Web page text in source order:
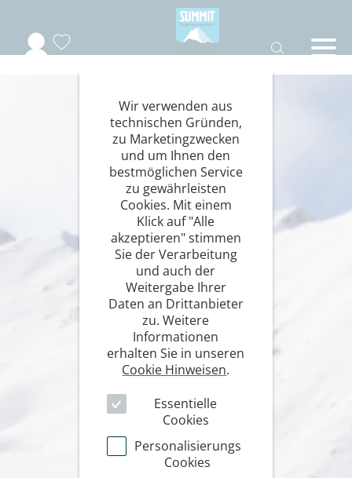
Wir verwenden aus
technischen Gründen,
zu Marketingzwecken
und um Ihnen den
bestmöglichen Service
zu gewährleisten
Cookies. Mit einem
Klick auf "Alle
akzeptieren" stimmen
Sie der Verarbeitung
und auch der
Weitergabe Ihrer
Daten an Drittanbieter
zu. Weitere
Informationen
erhalten Sie in unseren
Cookie Hinweisen.
Essentielle
Cookies
Personalisierungs
Cookies